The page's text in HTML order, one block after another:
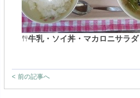
牛乳・ソイ丼・マカロニサラ
< 前の記事へ